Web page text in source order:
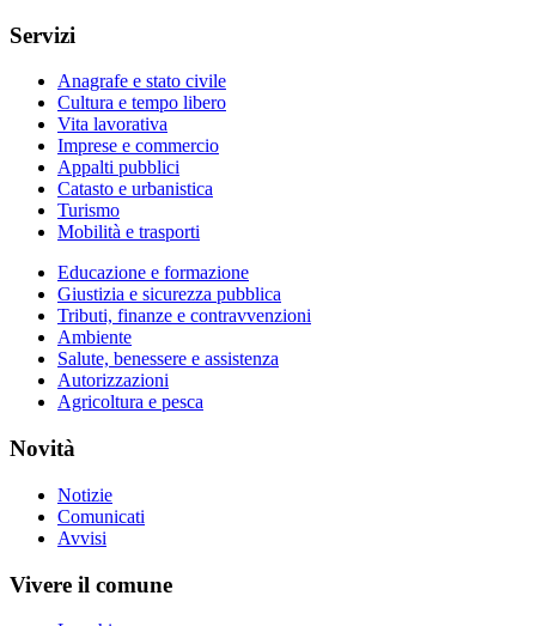
Servizi
Anagrafe e stato civile
Cultura e tempo libero
Vita lavorativa
Imprese e commercio
Appalti pubblici
Catasto e urbanistica
Turismo
Mobilità e trasporti
Educazione e formazione
Giustizia e sicurezza pubblica
Tributi, finanze e contravvenzioni
Ambiente
Salute, benessere e assistenza
Autorizzazioni
Agricoltura e pesca
Novità
Notizie
Comunicati
Avvisi
Vivere il comune